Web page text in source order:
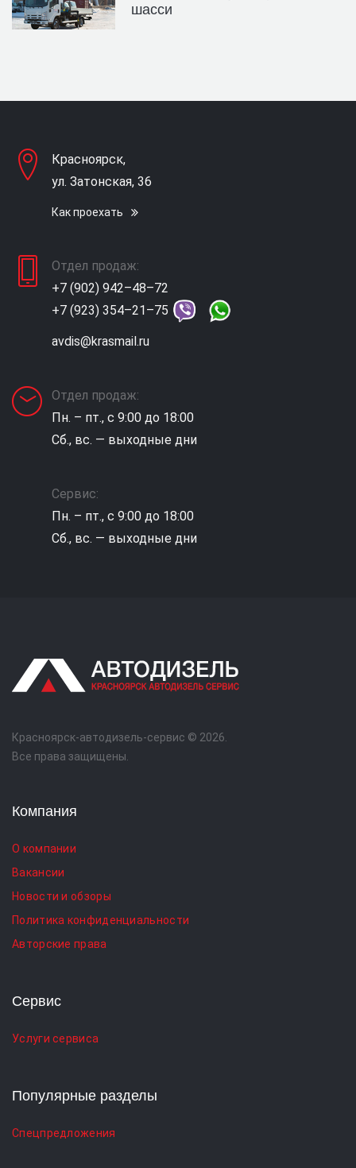
шасси
Красноярск,
ул. Затонская, 36
Как проехать
Отдел продаж:
+7 (902) 942–48–72
+7 (923) 354–21–75
avdis@krasmail.ru
Отдел продаж:
Пн. – пт., с 9:00 до 18:00
Сб., вс. — выходные дни
Сервис:
Пн. – пт., с 9:00 до 18:00
Сб., вс. — выходные дни
Красноярск-автодизель-сервис © 2026.
Все права защищены.
Компания
О компании
Вакансии
Новости и обзоры
Политика конфиденциальности
Авторские права
Сервис
Услуги сервиса
Популярные разделы
Спецпредложения